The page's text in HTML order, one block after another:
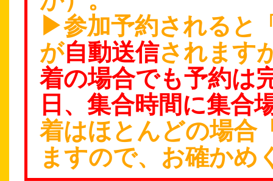
▶参加予約されると
が自動送信されます
着の場合でも予約は
日、集合時間に集合
着はほとんどの場合
ますので、お確かめ